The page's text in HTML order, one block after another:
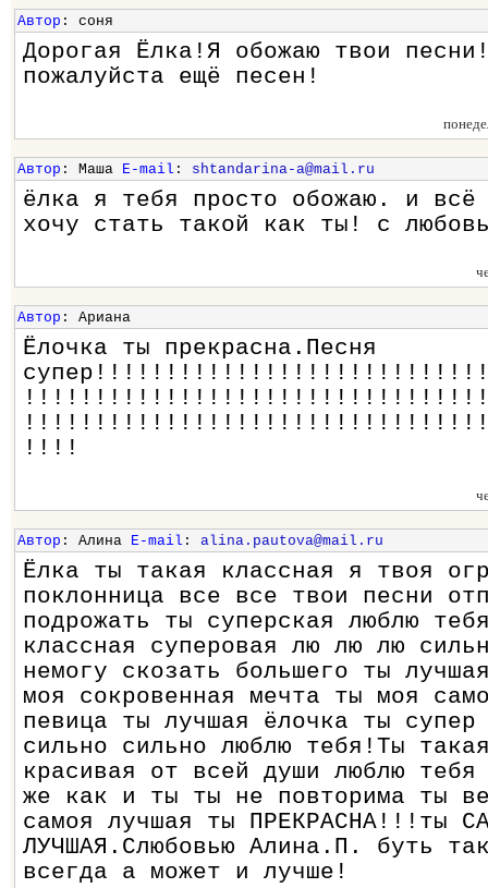
Автор : соня
Дорогая Ёлка!Я обожаю твои
пожалуйста ещё песен!
Автор : Маша E-mail : shtandarina-a@mail.ru
ёлка я тебя просто обожаю. и
хочу стать такой как ты! с
Автор : Ариана
Ёлочка ты прекрасна.Песня
!!!!
Автор : Алина E-mail : alina.pautova@mail.ru
Ёлка ты такая классная я твоя
поклонница все все твои песни
подрожать ты суперская люблю
классная суперовая лю лю лю
немогу скозать большего ты
моя сокровенная мечта ты моя
певица ты лучшая ёлочка ты супер
сильно сильно люблю тебя!Ты
красивая от всей души люблю
же как и ты ты не повторима ты
самоя лучшая ты ПРЕКРАСНА!!!ты
ЛУЧШАЯ.Слюбовью Алина.П. буть
всегда а может и лучше!